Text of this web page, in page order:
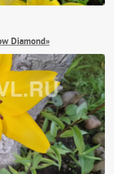
Diamond»